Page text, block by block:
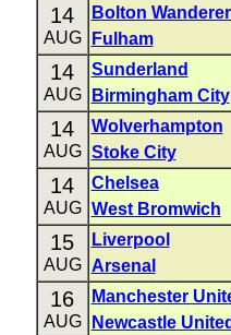
14
AUG
Bolton
Fulham
14
AUG
Sunderland
Birmingham City
14
AUG
Wolverhampton
Stoke City
14
AUG
Chelsea
West Bromwich
15
AUG
Liverpool
Arsenal
16
AUG
Manchester
Newcastle United